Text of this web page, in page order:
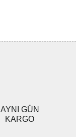
AYNI GÜN
KARGO